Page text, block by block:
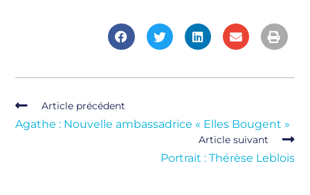
Article précédent
Agathe : Nouvelle ambassadrice « Elles Bougent »
Article suivant
Portrait : Thérèse Leblois